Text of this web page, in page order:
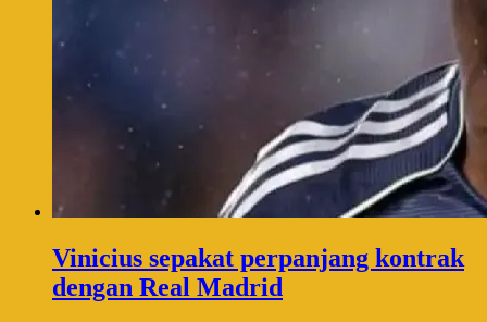
Vinicius sepakat perpanjang kontrak
dengan Real Madrid